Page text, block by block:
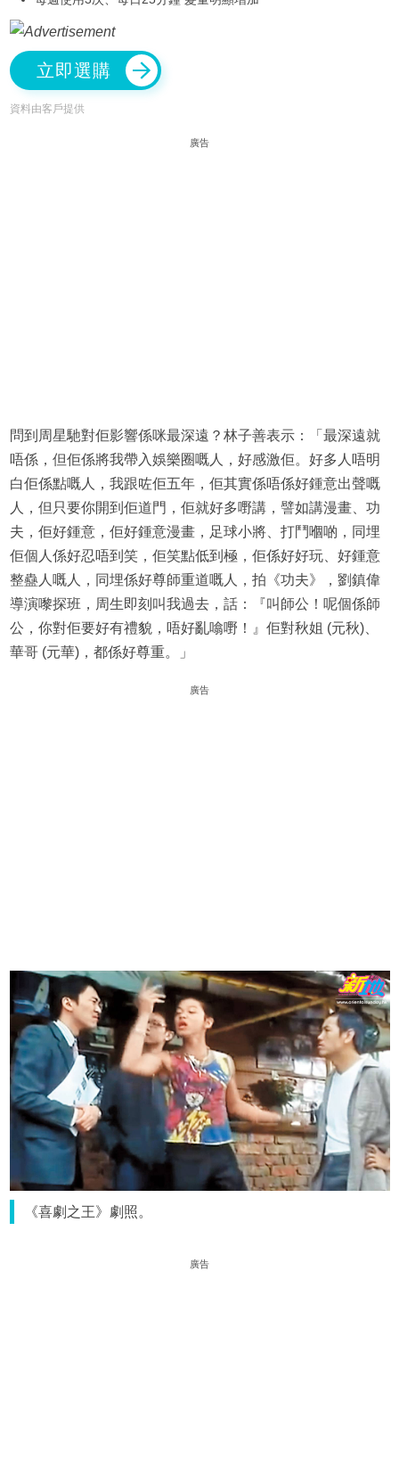
立即選購
資料由客戶提供
廣告
問到周星馳對佢影響係咪最深遠？林子善表示：「最深遠就
唔係，但佢係將我帶入娛樂圈嘅人，好感激佢。好多人唔明
白佢係點嘅人，我跟咗佢五年，佢其實係唔係好鍾意出聲嘅
人，但只要你開到佢道門，佢就好多嘢講，譬如講漫畫、功
夫，佢好鍾意，佢好鍾意漫畫，足球小將、打鬥嗰啲，同埋
佢個人係好忍唔到笑，佢笑點低到極，佢係好好玩、好鍾意
整蠱人嘅人，同埋係好尊師重道嘅人，拍《功夫》，劉鎮偉
導演嚟探班，周生即刻叫我過去，話：『叫師公！呢個係師
公，你對佢要好有禮貌，唔好亂噏嘢！』佢對秋姐 (元秋)、
華哥 (元華)，都係好尊重。」
廣告
《喜劇之王》劇照。
廣告